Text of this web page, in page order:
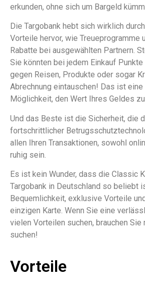
erkunden, ohne sich um Bargeld
Die Targobank hebt sich wirklich
Vorteile hervor, wie Treueprogramme
Rabatte bei ausgewählten Partnern.
Sie könnten bei jedem Einkauf
gegen Reisen, Produkte oder sogar
Abrechnung eintauschen! Das ist
Möglichkeit, den Wert Ihres Geldes
Und das Beste ist die Sicherheit, die
fortschrittlicher
allen Ihren Transaktionen, sowohl
ruhig sein.
Es ist kein Wunder, dass die Classic
Targobank in Deutschland so beliebt
Bequemlichkeit, exklusive Vorteile
einzigen Karte. Wenn Sie eine
vielen Vorteilen suchen, brauchen Sie
suchen!
Vorteile